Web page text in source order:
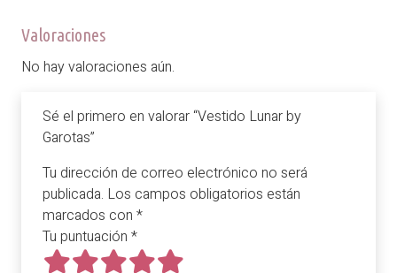
Valoraciones
No hay valoraciones aún.
Sé el primero en valorar “Vestido Lunar by
Garotas”
Tu dirección de correo electrónico no será
publicada. Los campos obligatorios están
marcados con *
Tu puntuación *